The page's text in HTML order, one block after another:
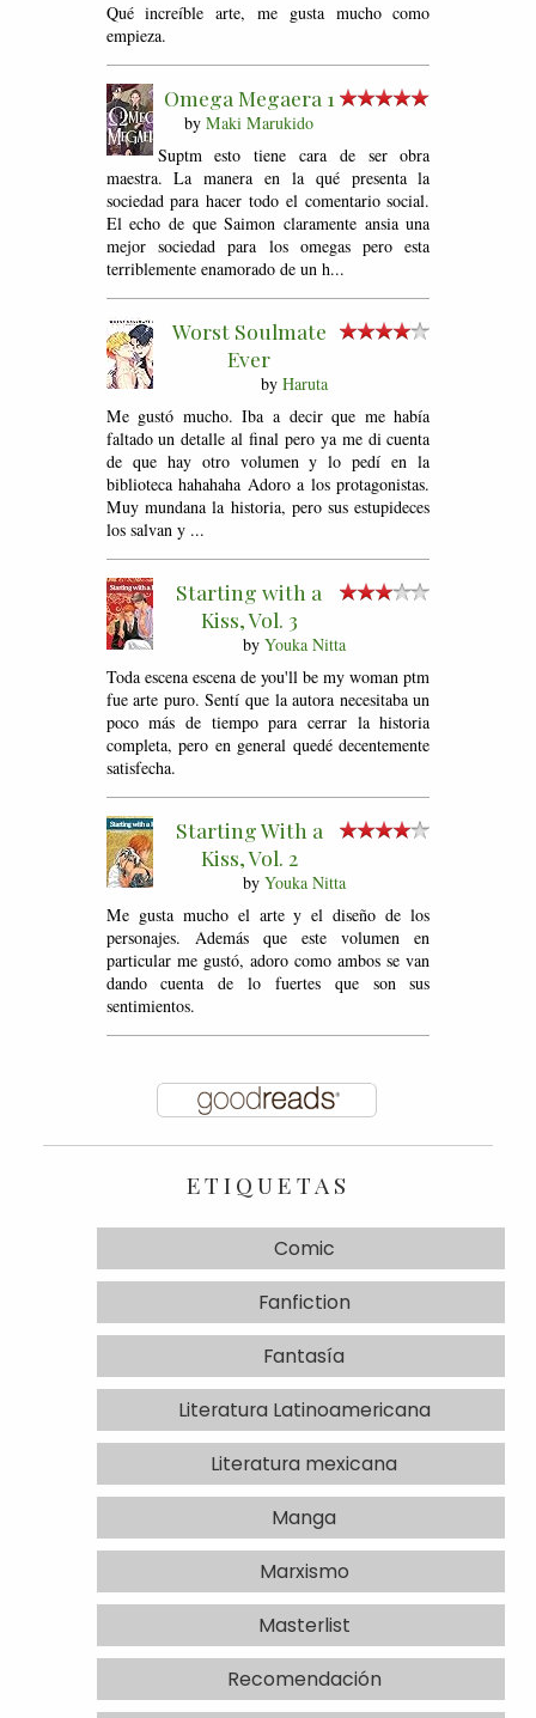
Qué increíble arte, me gusta mucho como
empieza.
Omega Megaera 1
by Maki Marukido
Suptm esto tiene cara de ser obra
maestra. La manera en la qué presenta la
sociedad para hacer todo el comentario social.
El echo de que Saimon claramente ansia una
mejor sociedad para los omegas pero esta
terriblemente enamorado de un h...
Worst Soulmate
Ever
by Haruta
Me gustó mucho. Iba a decir que me había
faltado un detalle al final pero ya me di cuenta
de que hay otro volumen y lo pedí en la
biblioteca hahahaha Adoro a los protagonistas.
Muy mundana la historia, pero sus estupideces
los salvan y ...
Starting with a
Kiss, Vol. 3
by Youka Nitta
Toda escena escena de you'll be my woman ptm
fue arte puro. Sentí que la autora necesitaba un
poco más de tiempo para cerrar la historia
completa, pero en general quedé decentemente
satisfecha.
Starting With a
Kiss, Vol. 2
by Youka Nitta
Me gusta mucho el arte y el diseño de los
personajes. Además que este volumen en
particular me gustó, adoro como ambos se van
dando cuenta de lo fuertes que son sus
sentimientos.
ETIQUETAS
Comic
Fanfiction
Fantasía
Literatura Latinoamericana
Literatura mexicana
Manga
Marxismo
Masterlist
Recomendación